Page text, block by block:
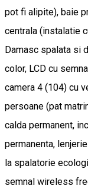
pot fi alipite), baie
centrala (instalatie
Damasc spalata si
color, LCD cu
camera 4 (104) cu
persoane (pat
calda permanent,
permanenta,
la spalatorie
semnal wireless